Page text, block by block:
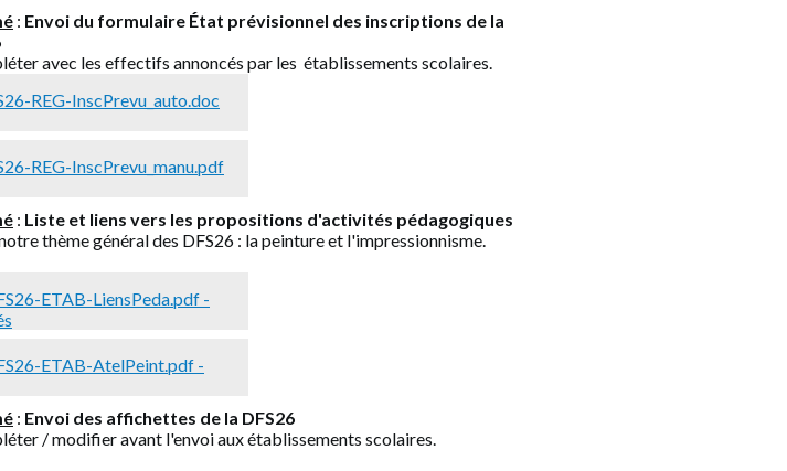
: Envoi du formulaire État prévisionnel des inscriptions de la
avec les effectifs annoncés par les établissements scolaires.
REG-InscPrevu_auto.doc
REG-InscPrevu_manu.pdf
: Liste et liens vers les propositions d'activités pédagogiques
thème général des DFS26 : la peinture et l'impressionnisme.
ETAB-LiensPeda.pdf -
ETAB-AtelPeint.pdf -
: Envoi des affichettes de la DFS26
/ modifier avant l'envoi aux établissements scolaires.